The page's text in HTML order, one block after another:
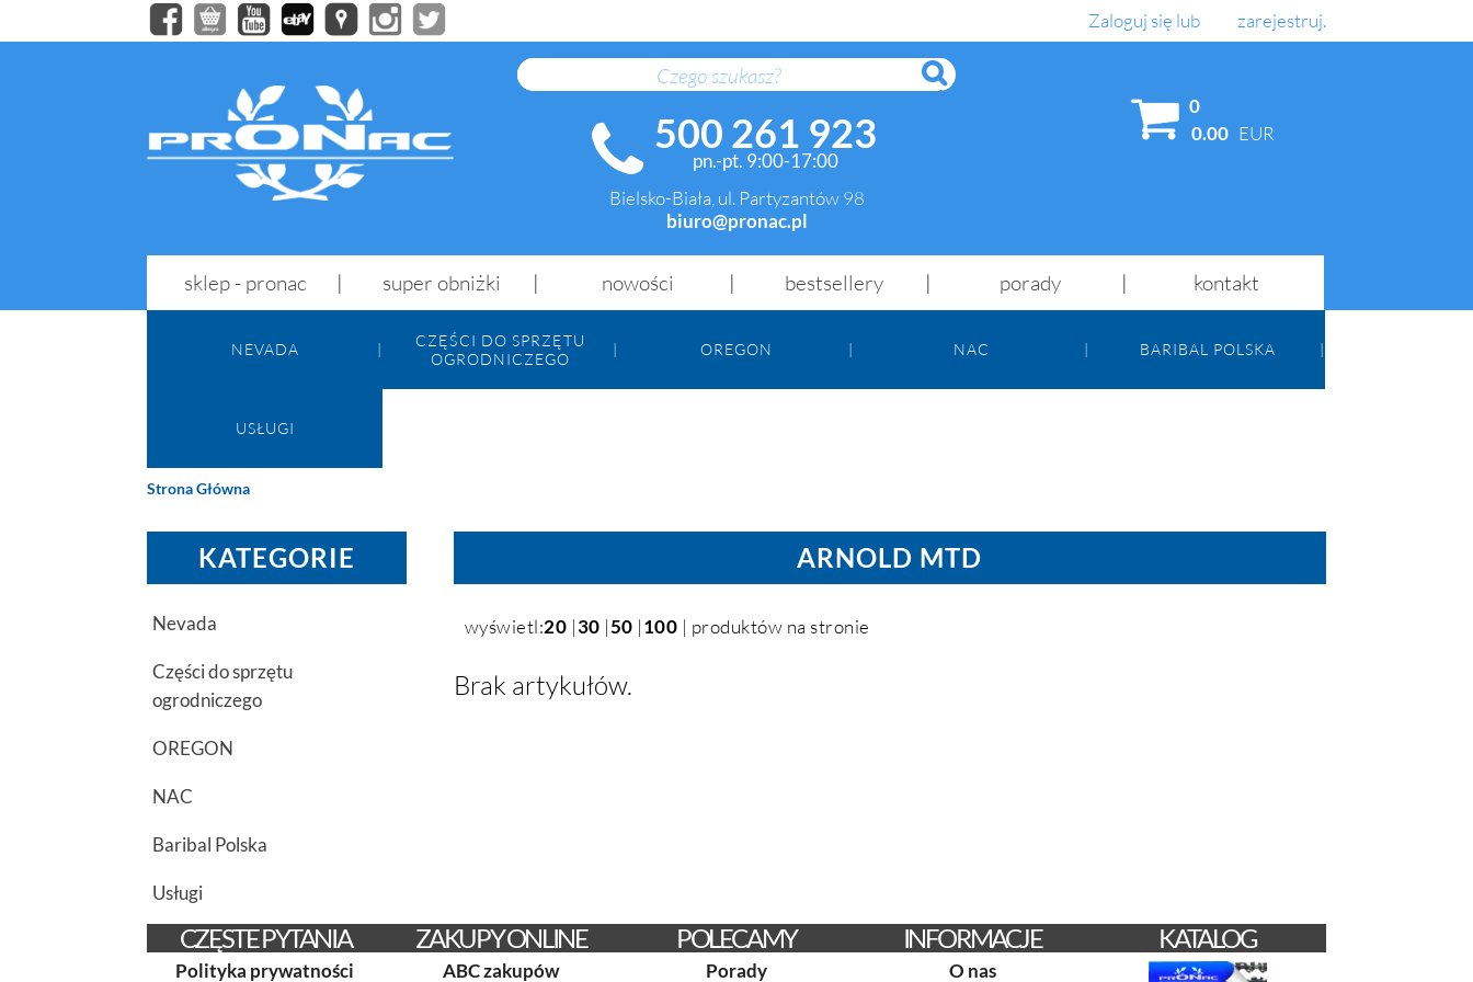
Zaloguj się lub zarejestruj.
SZUKAJ
500 261 923
pn.-pt. 9:00-17:00
Bielsko-Biała, ul. Partyzantów 98
biuro@pronac.pl
0
0.00 EUR
sklep - pronac super obniżki nowości bestsellery porady kontakt
NEVADA
CZĘŚCI DO SPRZĘTU
OGRODNICZEGO
OREGON NAC BARIBAL POLSKA
USŁUGI
Strona Główna
KATEGORIE
Nevada
Części do sprzętu
ogrodniczego
OREGON
NAC
Baribal Polska
Usługi
ARNOLD MTD
wyświetl:20 |30 |50 |100 | produktów na stronie
Brak artykułów.
CZĘSTE PYTANIA
Polityka prywatności
ZAKUPY ONLINE
ABC zakupów
POLECAMY
Porady
INFORMACJE
O nas
KATALOG